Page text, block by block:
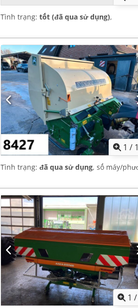
Tình trạng: tốt (đã qua sử dụng),
1 /
Tình trạng: đã qua sử dụng, số máy/
1 /